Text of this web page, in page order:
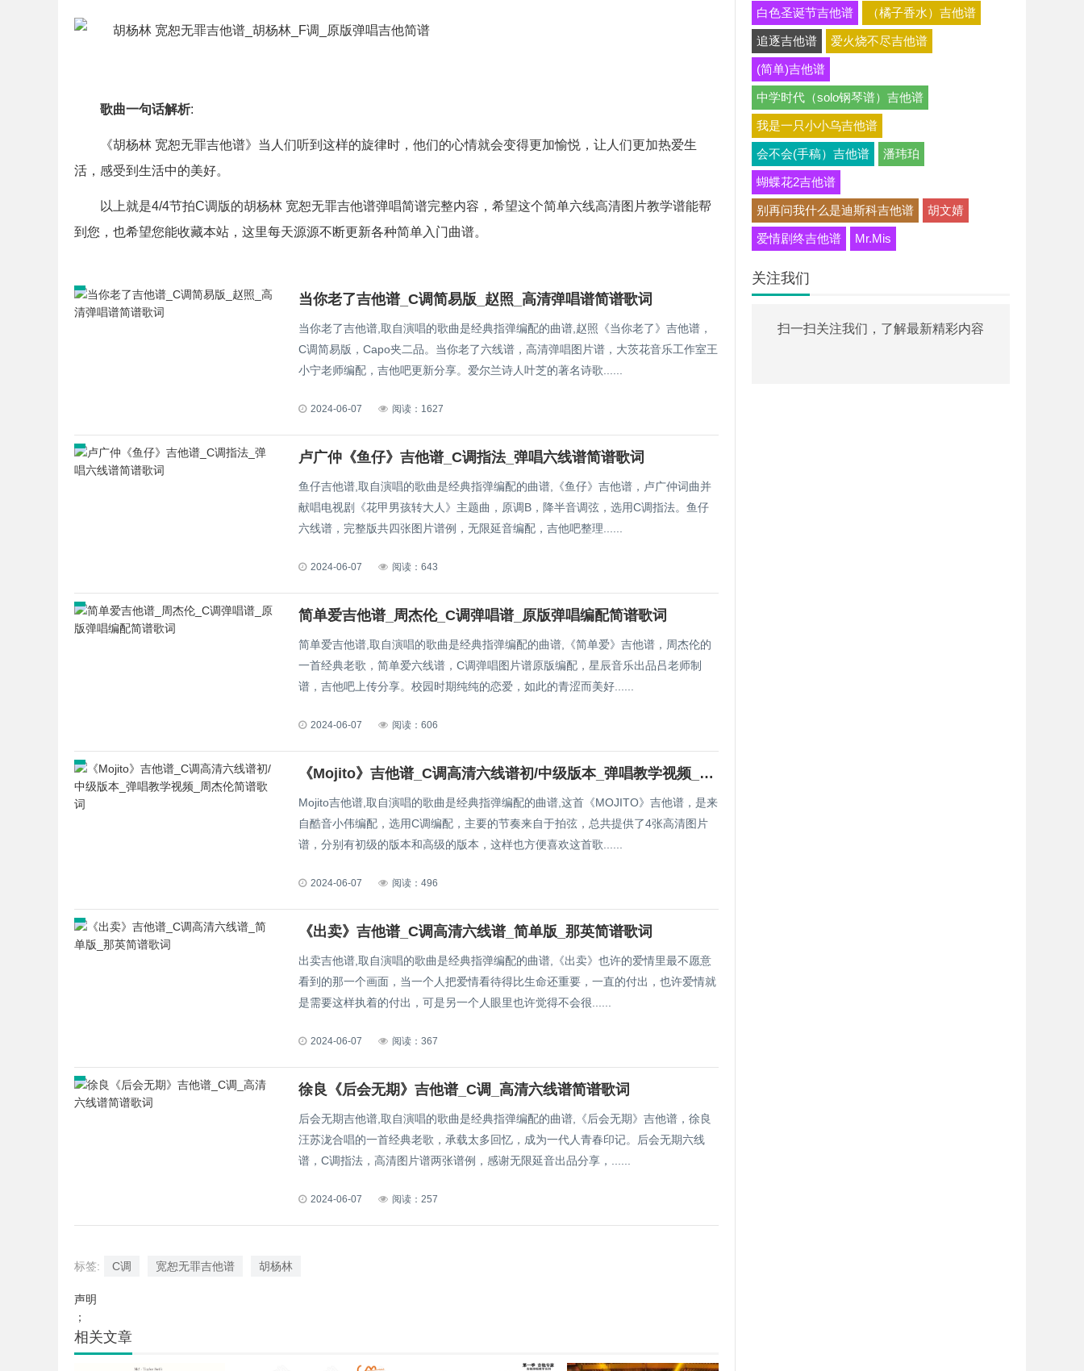
歌曲一句话解析:
《胡杨林 宽恕无罪吉他谱》当人们听到这样的旋律时，他们的心情就会变得更加愉悦，让人们更加热爱生
活，感受到生活中的美好。
以上就是4/4节拍C调版的胡杨林 宽恕无罪吉他谱弹唱简谱完整内容，希望这个简单六线高清图片教学谱能帮
到您，也希望您能收藏本站，这里每天源源不断更新各种简单入门曲谱。
当你老了吉他谱_C调简易版_赵照_高清弹唱谱简谱歌词
当你老了吉他谱,取自演唱的歌曲是经典指弹编配的曲谱,赵照《当你老了》吉他谱，
C调简易版，Capo夹二品。当你老了六线谱，高清弹唱图片谱，大茨花音乐工作室王
小宁老师编配，吉他吧更新分享。爱尔兰诗人叶芝的著名诗歌......
2024-06-07 阅读：1627
卢广仲《鱼仔》吉他谱_C调指法_弹唱六线谱简谱歌词
鱼仔吉他谱,取自演唱的歌曲是经典指弹编配的曲谱,《鱼仔》吉他谱，卢广仲词曲并
献唱电视剧《花甲男孩转大人》主题曲，原调B，降半音调弦，选用C调指法。鱼仔
六线谱，完整版共四张图片谱例，无限延音编配，吉他吧整理......
2024-06-07 阅读：643
简单爱吉他谱_周杰伦_C调弹唱谱_原版弹唱编配简谱歌词
简单爱吉他谱,取自演唱的歌曲是经典指弹编配的曲谱,《简单爱》吉他谱，周杰伦的
一首经典老歌，简单爱六线谱，C调弹唱图片谱原版编配，星辰音乐出品吕老师制
谱，吉他吧上传分享。校园时期纯纯的恋爱，如此的青涩而美好......
2024-06-07 阅读：606
《Mojito》吉他谱_C调高清六线谱初/中级版本_弹唱教学视频_周杰伦简谱歌词
Mojito吉他谱,取自演唱的歌曲是经典指弹编配的曲谱,这首《MOJITO》吉他谱，是来
自酷音小伟编配，选用C调编配，主要的节奏来自于拍弦，总共提供了4张高清图片
谱，分别有初级的版本和高级的版本，这样也方便喜欢这首歌......
2024-06-07 阅读：496
《出卖》吉他谱_C调高清六线谱_简单版_那英简谱歌词
出卖吉他谱,取自演唱的歌曲是经典指弹编配的曲谱,《出卖》也许的爱情里最不愿意
看到的那一个画面，当一个人把爱情看待得比生命还重要，一直的付出，也许爱情就
是需要这样执着的付出，可是另一个人眼里也许觉得不会很......
2024-06-07 阅读：367
徐良《后会无期》吉他谱_C调_高清六线谱简谱歌词
后会无期吉他谱,取自演唱的歌曲是经典指弹编配的曲谱,《后会无期》吉他谱，徐良
汪苏泷合唱的一首经典老歌，承载太多回忆，成为一代人青春印记。后会无期六线
谱，C调指法，高清图片谱两张谱例，感谢无限延音出品分享，......
2024-06-07 阅读：257
标签: C调 宽恕无罪吉他谱 胡杨林
声明
；
相关文章
白色圣诞节吉他谱 （橘子香水）吉他谱
追逐吉他谱 爱火烧不尽吉他谱
(简单)吉他谱
中学时代（solo钢琴谱）吉他谱
我是一只小小乌吉他谱
会不会(手稿）吉他谱 潘玮珀
蝴蝶花2吉他谱
别再问我什么是迪斯科吉他谱 胡文婧
爱情剧终吉他谱 Mr.Mis
关注我们
扫一扫关注我们，了解最新精彩内容